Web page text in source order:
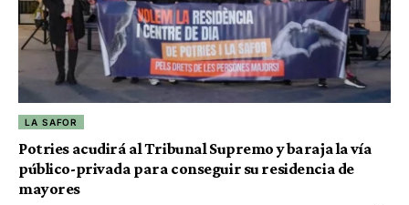
LA SAFOR
Potries acudirá al Tribunal Supremo y baraja la vía
público-privada para conseguir su residencia de
mayores